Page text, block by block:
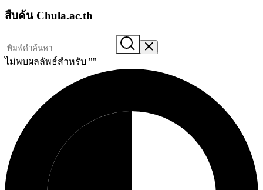
สืบค้น Chula.ac.th
ไม่พบผลลัพธ์สำหรับ ""